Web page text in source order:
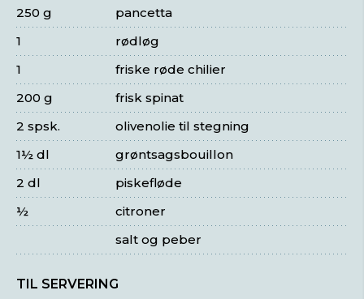
pancetta
250 g
rødløg
1
friske røde chilier
1
frisk spinat
200 g
olivenolie til stegning
2 spsk.
grøntsagsbouillon
1½ dl
piskefløde
2 dl
citroner
½
salt og peber
TIL SERVERING